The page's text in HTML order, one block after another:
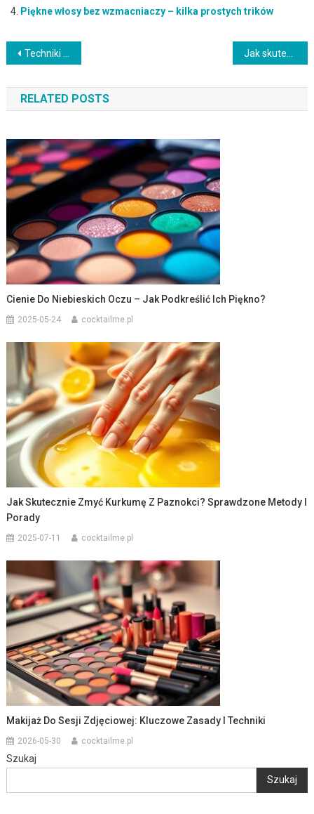
Piękne włosy bez wzmacniaczy – kilka prostych trików
Nawigacja
wpisu
Techniki makijażu: nowoczesne metody i sztuka wizażu
RELATED POSTS
Cienie Do Niebieskich Oczu – Jak Podkreślić Ich Piękno?
2025-05-24 cocktailme.pl
Jak Skutecznie Zmyć Kurkumę Z Paznokci? Sprawdzone Metody I
Porady
2025-07-11 cocktailme.pl
Makijaż Do Sesji Zdjęciowej: Kluczowe Zasady I Techniki
2026-05-30 cocktailme.pl
Szukaj
Szukaj